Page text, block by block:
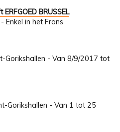
BRUSSEL
Enkel in het Frans
Gorikshallen - Van 8/9/2017 tot
Gorikshallen - Van 1 tot 25